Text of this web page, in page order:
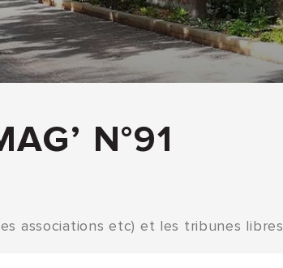
N°91
associations etc) et les tribunes libres